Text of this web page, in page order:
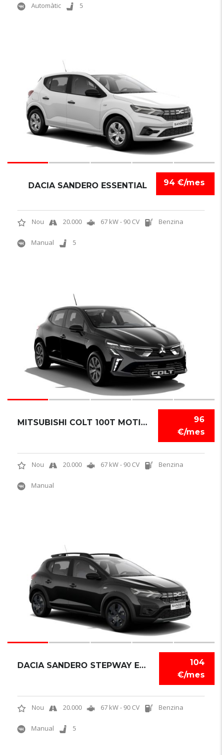
Automàtic 5
94 €/mes
DACIA SANDERO ESSENTIAL
Nou 20.000 67 kW - 90 CV Benzina
Manual 5
96
€/mes
MITSUBISHI COLT 100T MOTION
Nou 20.000 67 kW - 90 CV Benzina
Manual
104
€/mes
DACIA SANDERO STEPWAY EXPRESSION
Nou 20.000 67 kW - 90 CV Benzina
Manual 5